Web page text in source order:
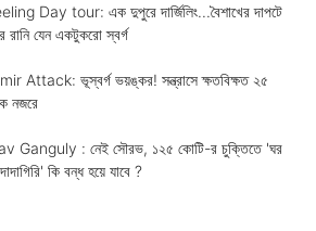
Day tour: এক দুপুরে দার্জিলিং...বৈশাখের দাপটে
রানি যেন একটুকরো স্বর্গ
ভয়ঙ্কর! সন্ত্রাসে ক্ষতবিক্ষত ২৫
নজরে
Ganguly : নেই সৌরভ, ১২৫ কোটি-র চুক্তিতে 'ঘর
কি বন্ধ হয়ে যাবে ?